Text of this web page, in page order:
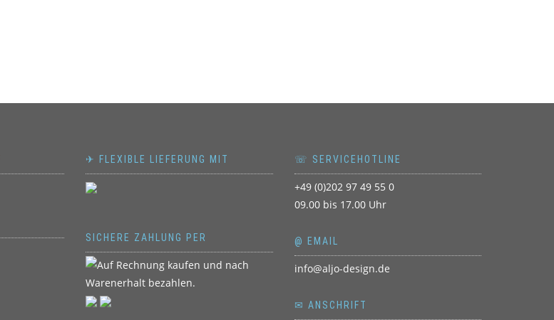
✈ FLEXIBLE LIEFERUNG MIT
SICHERE ZAHLUNG PER
☏ SERVICEHOTLINE
+49 (0)202 97 49 55 0
09.00 bis 17.00 Uhr
@ EMAIL
info@aljo-design.de
✉ ANSCHRIFT